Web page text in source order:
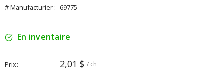
# Manufacturier : 69775
En inventaire
Prix 2,01 $ / ch